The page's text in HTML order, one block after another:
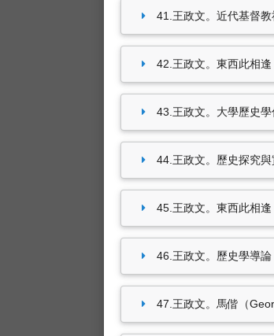
41.王政文。近代基督
42.王政文。東西此相
43.王政文。大學歷史
44.王政文。歷史探究
45.王政文。東西此相
46.王政文。歷史學導
47.王政文。馬偕（